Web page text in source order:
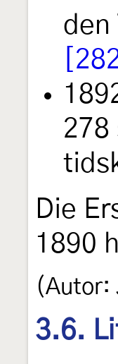
278
Die
1890
(Autor:
3.6.